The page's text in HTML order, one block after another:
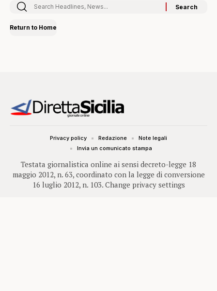
Return to Home
Testata giornalistica online ai sensi decreto-legge 18
maggio 2012, n. 63, coordinato con la legge di conversione
16 luglio 2012, n. 103. Change privacy settings
Privacy policy Redazione
Note legali
Invia un comunicato stampa